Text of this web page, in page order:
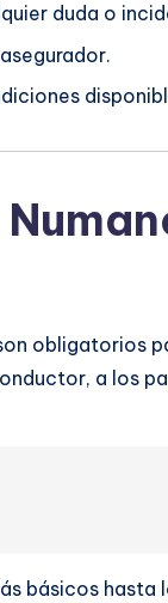
duda o
obligatorios
a los
básicos